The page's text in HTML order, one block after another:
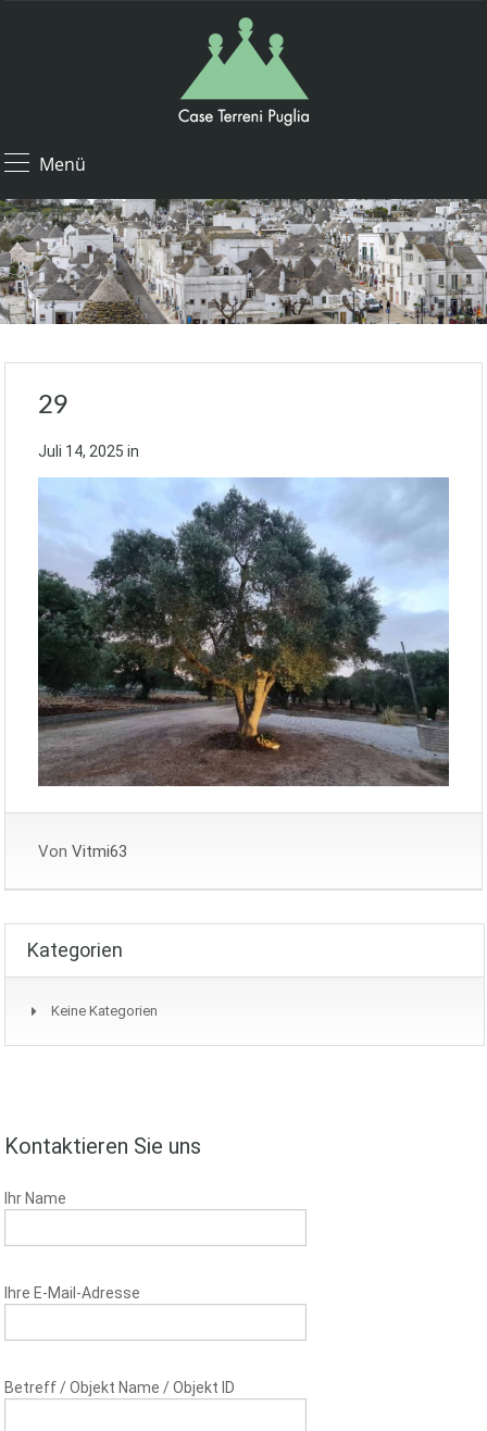
Menü
29
Juli 14, 2025 in
Von Vitmi63
Kategorien
Keine Kategorien
Kontaktieren Sie uns
Ihr Name
Ihre E-Mail-Adresse
Betreff / Objekt Name / Objekt ID